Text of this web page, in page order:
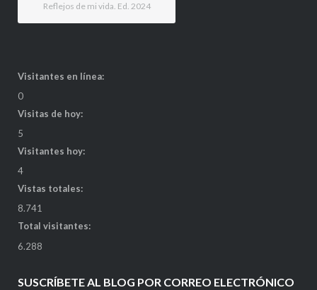
Reflejos de mi vida. Ed. 2024
Visitantes en línea:
0
Visitas de hoy:
5
Visitantes hoy:
4
Vistas totales:
8.741
Total visitantes:
6.288
SUSCRÍBETE AL BLOG POR CORREO ELECTRÓNICO